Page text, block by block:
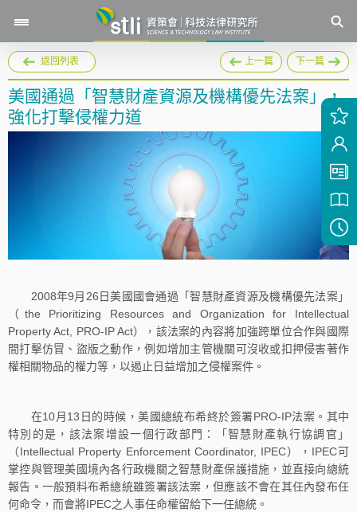
返回列表 上一篇 下一篇
美國通過「智慧財產資源及機構優先法案」，
強化打擊侵權力道
2008年9月26日美國國會通過「智慧財產資源及機構優先法案」
（the Prioritizing Resources and Organization for Intellectual
Property Act, PRO-IP Act），該法案的內容將加強跨單位合作與國際
間打擊仿冒、盜版之動作，例如增加主管機關可沒收或扣押侵害著作
權相關物品的權力等，以遏止日益增加之侵權案件。
在10月13日的時候，美國總統布希終於簽署PRO-IP法案。其中
特別的是，該法案增設一個行政部門：「智慧財產執行協調官」
（Intellectual Property Enforcement Coordinator, IPEC），IPEC可
掌控與管理美國境內各行政機關之智慧財產保護措施，並直接向總統
報告。一般預料布希總統雖簽署該法案，但應該不會在其任內發布任
何命令，而會將IPEC之人事任命權留給下一任總統。